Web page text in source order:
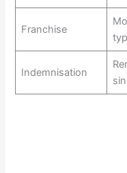
Franchise
Indemnisation